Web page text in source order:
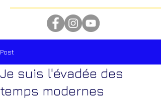
Post
Je suis l'évadée des
temps modernes